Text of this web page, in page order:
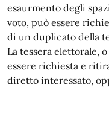
esaurmento degli
voto, può essere
di un duplicato della
La tessera elettorale,
essere richiesta e
diretto interessato,